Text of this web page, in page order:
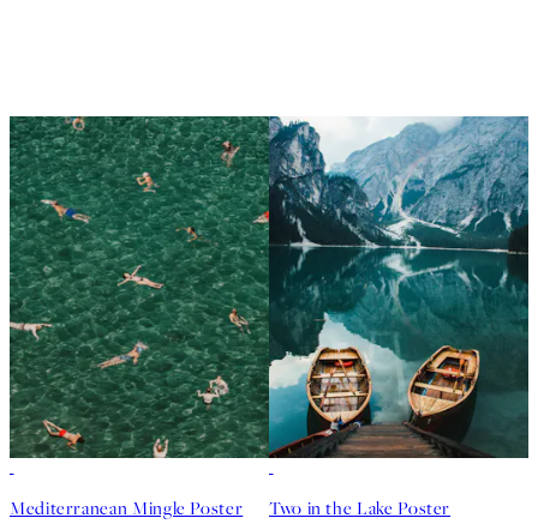
Mediterranean Mingle Poster Two in the Lake Poster